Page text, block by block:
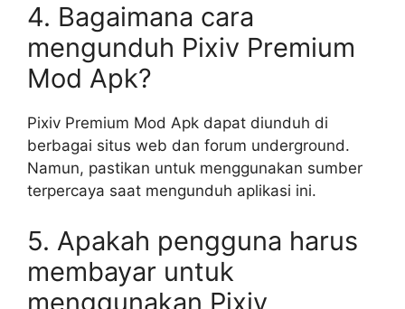
4. Bagaimana cara
mengunduh Pixiv Premium
Mod Apk?
Pixiv Premium Mod Apk dapat diunduh di
berbagai situs web dan forum underground.
Namun, pastikan untuk menggunakan sumber
terpercaya saat mengunduh aplikasi ini.
5. Apakah pengguna harus
membayar untuk
menggunakan Pixiv